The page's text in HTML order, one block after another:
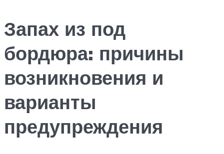
Запах из под
бордюра: причины
возникновения и
варианты
предупреждения